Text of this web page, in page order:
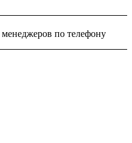
по телефону